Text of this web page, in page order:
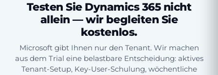
Testen Sie Dynamics 365 nicht
allein — wir begleiten Sie
kostenlos.
Microsoft gibt Ihnen nur den Tenant. Wir machen
aus dem Trial eine belastbare Entscheidung: aktives
Tenant-Setup, Key-User-Schulung, wöchentliche